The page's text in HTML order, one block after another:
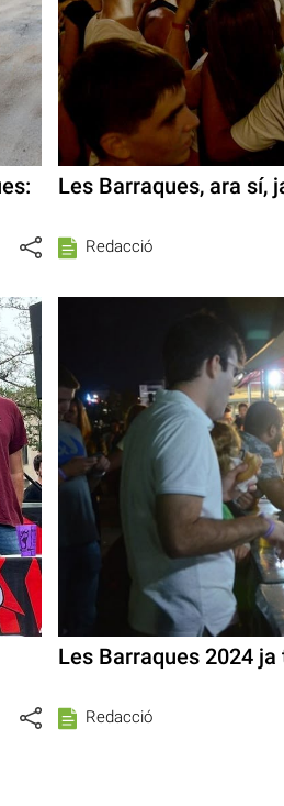
Les Barraques, ara sí,
Redacció
Les Barraques 2024
Redacció